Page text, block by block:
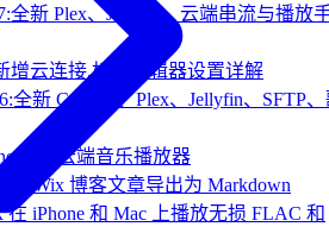
全新 Plex、Jellyfin、云端串流与播放
增云连接,标签编辑器设置详解
全新 CarPlay、Plex、Jellyfin、SFTP
最佳云端音乐播放器
将 Wix 博客文章导出为 Markdown
在 iPhone 和 Mac 上播放无损 FLAC 和